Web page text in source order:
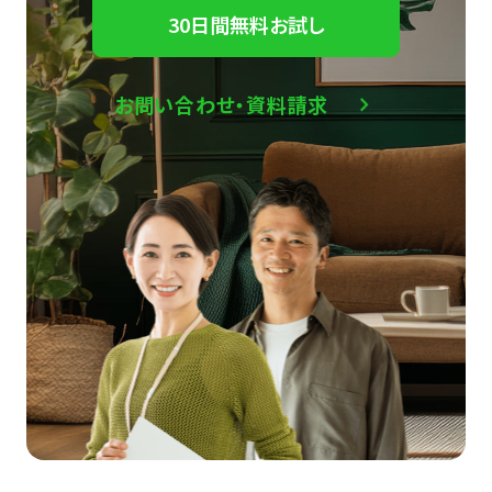
30日間無料お試し
お問い合わせ・資料請求